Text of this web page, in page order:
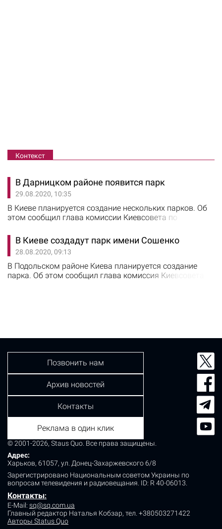
Контекст
В Дарницком районе появится парк
29.08.2020, 10:35
В Киеве планируется создание нескольких парков. Об
этом сообщил глава комиссии Киевсовета по
Константин Яловой. Один из парков появится на улице
Здолбуновской возле магазина «Сильпо». Жители
Дарницкого района сами ухаживают за территорией,
однако у нее нет балансодержателя. После
предоставления участку статуса парковой зоны,…
В Киеве создадут парк имени Сошенко
28.08.2020, 09:13
В Подольском районе Киева планируется создание
парка. Об этом сообщил глава комиссия Киевсовета
© 2001-2026, Staus Quo. Все права защищены.
Адрес:
Харьков, 61057, ул. Донец-Захаржевского 6/8
Зарегистрировано Национальным советом Украины по
вопросам телевидения и радиовещания. ID: R 40-06013.
Контакты:
E-Mail: sq@sq.com.ua
Главный редактор Наталья Кобзар, тел. +380503271422
Авторы Status Quo
Позвонить нам
Архив новостей
Контакты
Реклама в один клик